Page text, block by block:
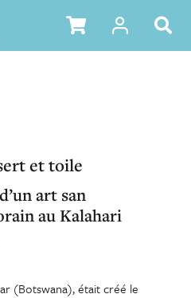
INHALTSVERZEICHNIS
et toile
art san
au Kalahari
(Botswana), était créé le